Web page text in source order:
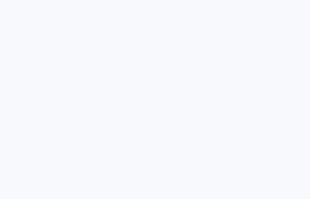
zeer positieve
aankomst. PS
de installatie al bijna
op minder dan 2